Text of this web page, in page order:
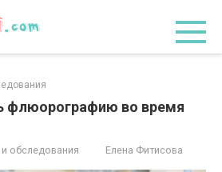
флюорографию во время
обследования Елена Фитисова